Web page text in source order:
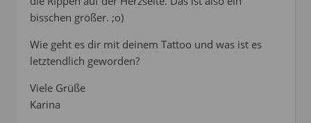
bisschen größer. ;o)
Wie geht es dir mit deinem Tattoo und was ist es
letztendlich geworden?
Viele Grüße
Karina